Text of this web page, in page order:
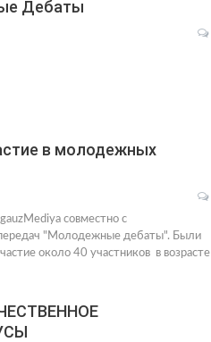
Дебаты
в молодежных
совместно с
"Молодежные дебаты". Были
около 40 участников в возрасте